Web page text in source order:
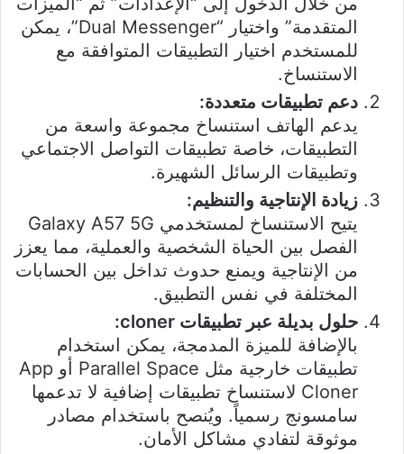
المتقدمة” واختيار “Dual Messenger”، يمكن
للمستخدم اختيار التطبيقات المتوافقة مع
الاستنساخ.
دعم تطبيقات متعددة:
يدعم الهاتف استنساخ مجموعة واسعة من
التطبيقات، خاصة تطبيقات التواصل الاجتماعي
وتطبيقات الرسائل الشهيرة.
زيادة الإنتاجية والتنظيم:
يتيح الاستنساخ لمستخدمي Galaxy A57 5G
الفصل بين الحياة الشخصية والعملية، مما يعزز
من الإنتاجية ويمنع حدوث تداخل بين الحسابات
المختلفة في نفس التطبيق.
حلول بديلة عبر تطبيقات cloner:
بالإضافة للميزة المدمجة، يمكن استخدام
تطبيقات خارجية مثل Parallel Space أو App
Cloner لاستنساخ تطبيقات إضافية لا تدعمها
سامسونج رسمياً. ويُنصح باستخدام مصادر
موثوقة لتفادي مشاكل الأمان.